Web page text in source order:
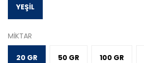
YEŞİL
MİKTAR
20 GR 50 GR 100 GR